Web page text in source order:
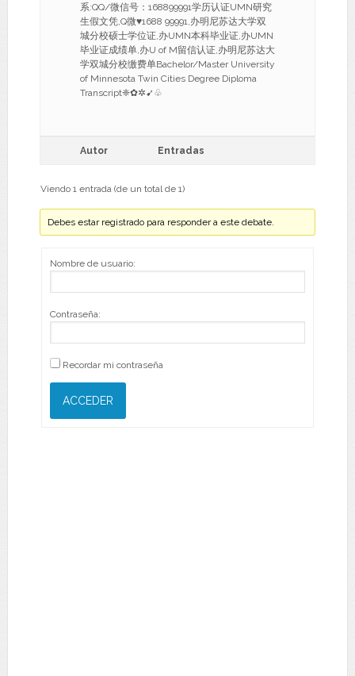
系:QQ/微信号：168899991学历认证UMN研究
生假文凭,Q微♥1688 99991,办明尼苏达大学双
城分校硕士学位证,办UMN本科毕业证,办UMN
毕业证成绩单,办U of M留信认证,办明尼苏达大
学双城分校缴费单Bachelor/Master University
of Minnesota Twin Cities Degree Diploma
Transcript❈✿✲➹♧
Autor Entradas
Viendo 1 entrada (de un total de 1)
Debes estar registrado para responder a este debate.
Nombre de usuario:
Contraseña:
Recordar mi contraseña
ACCEDER